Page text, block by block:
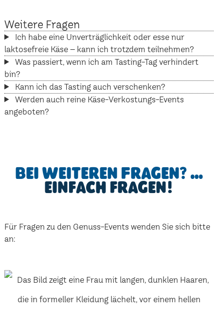
Weitere Fragen
Ich habe eine Unverträglichkeit oder esse nur
laktosefreie Käse – kann ich trotzdem teilnehmen?
Was passiert, wenn ich am Tasting-Tag verhindert
bin?
Kann ich das Tasting auch verschenken?
Werden auch reine Käse-Verkostungs-Events
angeboten?
Bei weiteren Fragen? …
einfach fragen!
Für Fragen zu den Genuss-Events wenden Sie sich bitte
an: